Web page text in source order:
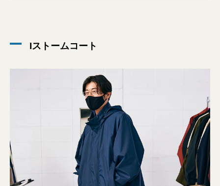
Iストームコート